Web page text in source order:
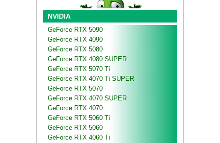
NVIDIA
GeForce RTX 5090
GeForce RTX 4090
GeForce RTX 5080
GeForce RTX 4080 SUPER
GeForce RTX 5070 Ti
GeForce RTX 4070 Ti SUPER
GeForce RTX 5070
GeForce RTX 4070 SUPER
GeForce RTX 4070
GeForce RTX 5060 Ti
GeForce RTX 5060
GeForce RTX 4060 Ti